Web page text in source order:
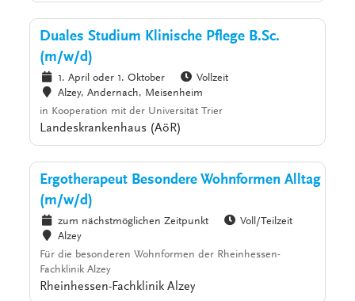
Duales Studium Klinische Pflege B.Sc.
(m/w/d)
1. April oder 1. Oktober
Vollzeit
Alzey, Andernach, Meisenheim
in Kooperation mit der Universität Trier
Landeskrankenhaus (AöR)
Ergotherapeut Besondere Wohnformen Alltag
(m/w/d)
zum nächstmöglichen Zeitpunkt
Voll/Teilzeit
Alzey
Für die besonderen Wohnformen der Rheinhessen-
Fachklinik Alzey
Rheinhessen-Fachklinik Alzey